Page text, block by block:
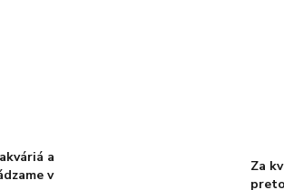
a
v
Za